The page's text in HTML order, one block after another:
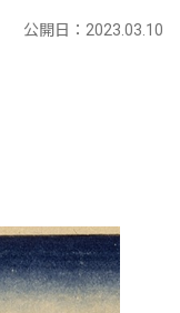
公開日：2023.03.10